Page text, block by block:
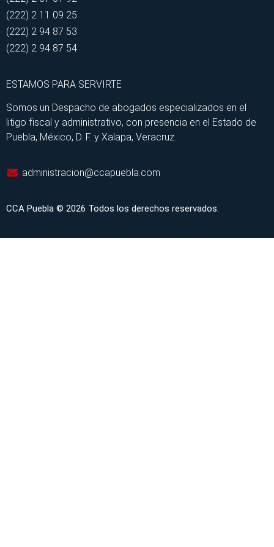
(222) 2 11 09 25
(222) 2 94 87 53
(222) 2 94 87 54
ESTAMOS PARA SERVIRTE
Somos un Despacho de abogados especializados en el
litigo fiscal y administrativo, con presencia en el Estado de
Puebla, México, D. F. y Xalapa, Veracruz.
administracion@ccapuebla.com
CCA Puebla © 2026 Todos los derechos reservados.